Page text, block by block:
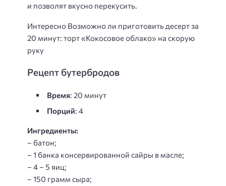
и позволят вкусно перекусить.
Интересно Возможно ли приготовить десерт за
20 минут: торт «Кокосовое облако» на скорую
руку
Рецепт бутербродов
Время: 20 минут
Порций: 4
Ингредиенты:
– батон;
– 1 банка консервированной сайры в масле;
– 4 – 5 яиц;
– 150 грамм сыра;